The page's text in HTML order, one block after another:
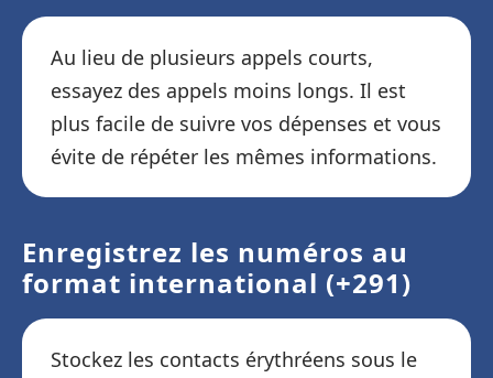
Au lieu de plusieurs appels courts,
essayez des appels moins longs. Il est
plus facile de suivre vos dépenses et vous
évite de répéter les mêmes informations.
Enregistrez les numéros au
format international (+291)
Stockez les contacts érythréens sous le